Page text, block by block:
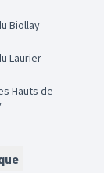
Biollay
Laurier